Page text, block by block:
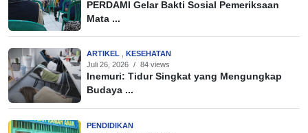
PERDAMI Gelar Bakti Sosial Pemeriksaan
Mata ...
ARTIKEL , KESEHATAN
Juli 26, 2026 / 84 views
Inemuri: Tidur Singkat yang Mengungkap
Budaya ...
PENDIDIKAN